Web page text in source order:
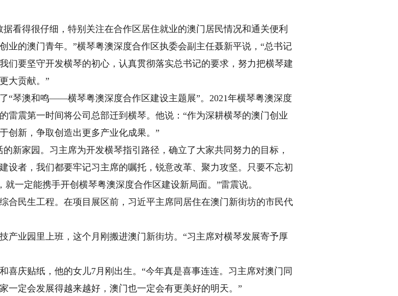
得很仔细，特别关注在合作区居住就业的澳门居民情况和通关便利
业的澳门青年。”横琴粤澳深度合作区执委会副主任聂新平说，“总书记
们要坚守开发横琴的初心，认真贯彻落实总书记的要求，努力把横琴建
大贡献。”
琴澳和鸣——横琴粤澳深度合作区建设主题展”。2021年横琴粤澳深度
雷震第一时间将公司总部迁到横琴。他说：“作为深耕横琴的澳门创业
创新，争取创造出更多产业化成果。”
家园。习主席为开发横琴指引路径，确立了大家共同努力的目标，
设者，我们都要牢记习主席的嘱托，锐意改革、聚力攻坚。只要不忘初
一定能携手开创横琴粤澳深度合作区建设新局面。”雷震说。
民生工程。在项目展区前，习近平主席同居住在澳门新街坊的市民代
业园里上班，这个月刚搬进澳门新街坊。“习主席对横琴发展寄予厚
庆贴纸，他的女儿7月刚出生。“今年真是喜事连连。习主席对澳门同
一定会发展得越来越好，澳门也一定会有更美好的明天。”